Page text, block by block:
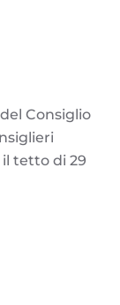
Consiglio
tetto di 29